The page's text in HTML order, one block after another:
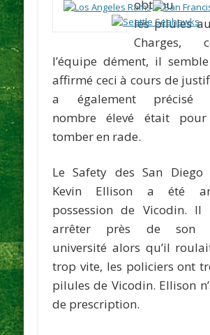
obtenu
les pilules
Charges,
l’équipe dément, il
affirmé ceci à cours de
a également
nombre élevé était
tomber en rade.
Le Safety des San Diego
Kevin Ellison a été
possession de Vicodin. Il
arrêter près de son
université alors qu’il
trop vite, les policiers ont
pilules de Vicodin. Ellison
de prescription.